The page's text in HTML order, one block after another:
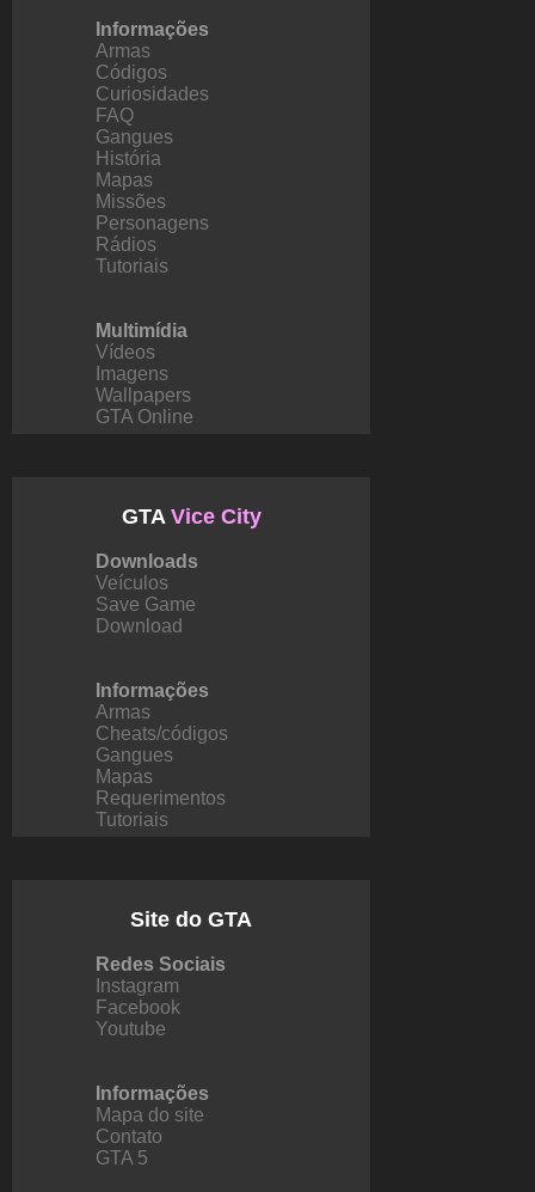
Informações
Armas
Códigos
Curiosidades
FAQ
Gangues
História
Mapas
Missões
Personagens
Rádios
Tutoriais
Multimídia
Vídeos
Imagens
Wallpapers
GTA Online
GTA Vice City
Downloads
Veículos
Save Game
Download
Informações
Armas
Cheats/códigos
Gangues
Mapas
Requerimentos
Tutoriais
Site do GTA
Redes Sociais
Instagram
Facebook
Youtube
Informações
Mapa do site
Contato
GTA 5